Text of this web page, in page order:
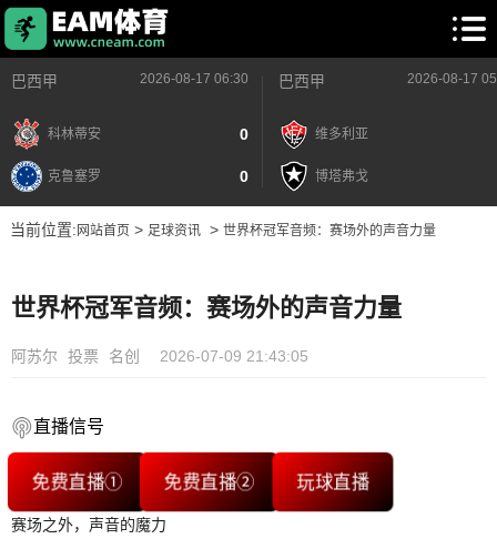
巴西甲 2026-08-17 06:30
科林蒂安 0
克鲁塞罗 0
巴西甲 2026-08-17
维多利亚
博塔弗戈
当前位置: 网站首页> 足球资讯> 世界杯冠军音频：赛场外的声音力量
世界杯冠军音频：赛场外的声音力量
阿苏尔 投票 名创 2026-07-09 21:43:05
直播信号
免费直播① 免费直播② 玩球直播
赛场之外，声音的魔力